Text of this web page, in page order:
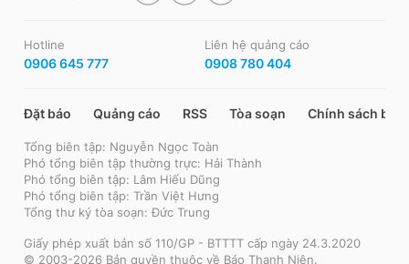
Hotline
0906 645 777
Liên hệ quảng cáo
0908 780 404
Đặt báo Quảng cáo RSS Tòa soạn Chính sách bảo
Tổng biên tập: Nguyễn Ngọc Toàn
Phó tổng biên tập thường trực: Hải Thành
Phó tổng biên tập: Lâm Hiếu Dũng
Phó tổng biên tập: Trần Việt Hưng
Tổng thư ký tòa soạn: Đức Trung
Giấy phép xuất bản số 110/GP - BTTTT cấp ngày 24.3.2020
© 2003-2026 Bản quyền thuộc về Báo Thanh Niên.